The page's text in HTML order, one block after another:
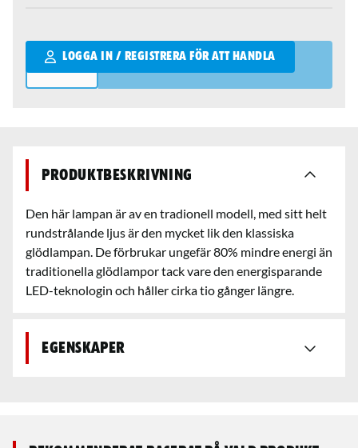
LOGGA IN / REGISTRERA FÖR ATT HANDLA
Qantity
Produktbeskrivning
Den här lampan är av en tradionell modell, med sitt helt
rundstrålande ljus är den mycket lik den klassiska
glödlampan. De förbrukar ungefär 80% mindre energi än
traditionella glödlampor tack vare den energisparande
LED-teknologin och håller cirka tio gånger längre.
Egenskaper